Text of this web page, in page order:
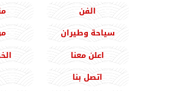
الفن
سياحة وطيران
اعلن معنا
اتصل بنا